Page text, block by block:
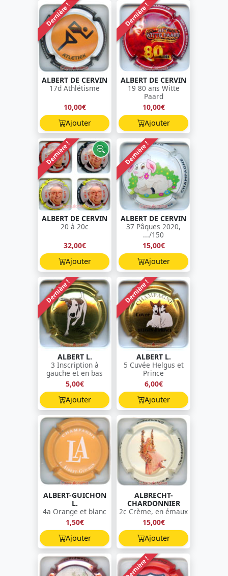
Dernière !
ALBERT DE CERVIN
17d Athlétisme
10,00€
Ajouter
Dernière !
ALBERT DE CERVIN
19 80 ans Witte
Paard
10,00€
Ajouter
Dernière !
ALBERT DE CERVIN
20 à 20c
32,00€
Ajouter
Dernière !
ALBERT DE CERVIN
37 Pâques 2020,
.../150
15,00€
Ajouter
Dernière !
ALBERT L.
3 Inscription à
gauche et en bas
5,00€
Ajouter
Dernière !
ALBERT L.
5 Cuvée Helgus et
Prince
6,00€
Ajouter
ALBERT-GUICHON
L.
4a Orange et blanc
1,50€
Ajouter
ALBRECHT-
CHARDONNIER
2c Crème, en émaux
15,00€
Ajouter
Dernière !